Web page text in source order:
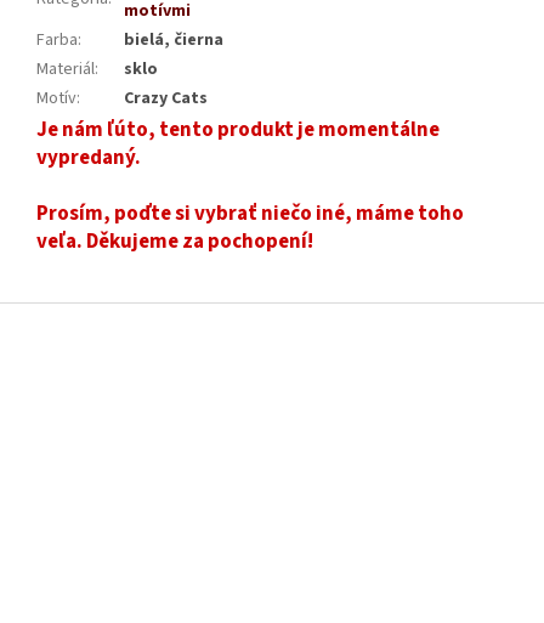
motívmi
Farba:
bielá, čierna
Materiál:
sklo
Motív: Crazy Cats
Je nám ľúto, tento produkt je momentálne
vypredaný.
Prosím, poďte si vybrať niečo iné, máme toho
veľa. Děkujeme za pochopení!